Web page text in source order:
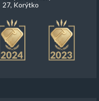
27, Korýtko